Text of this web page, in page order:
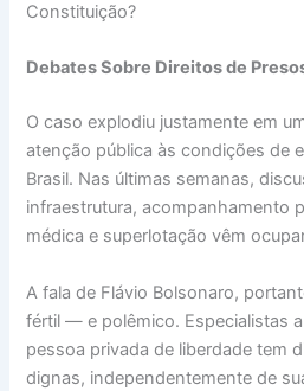
Constituição?
Debates Sobre Direitos de
O caso explodiu justamente em
atenção pública às condições de
Brasil. Nas últimas semanas,
infraestrutura, acompanhamento
médica e superlotação vêm
A fala de Flávio Bolsonaro,
fértil — e polêmico. Especialistas
pessoa privada de liberdade tem
dignas, independentemente de